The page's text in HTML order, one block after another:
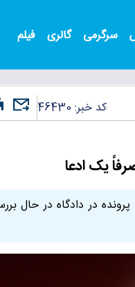
سرگرمی گالری فیلم
کد خبر: 46430
یک ادعا
در دادگاه در حال